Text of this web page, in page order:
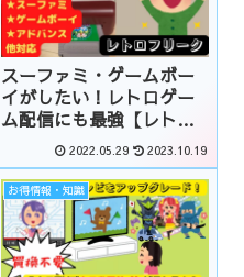
スーファミ・ゲームボー
イがしたい！レトロゲー
ム配信にも最強【レトロ
フリーク】2022.05.29 2023.10.19
お得情報・知識